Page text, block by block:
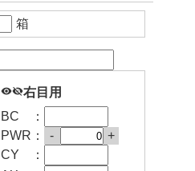
箱
visibilityvisibility_off右目用
BC
：
PWR ： -
+
CY
：